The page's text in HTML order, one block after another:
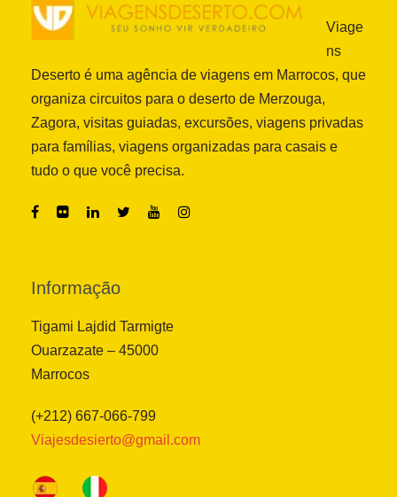
Viage
ns
Deserto é uma agência de viagens em Marrocos, que
organiza circuitos para o deserto de Merzouga,
Zagora, visitas guiadas, excursões, viagens privadas
para famílias, viagens organizadas para casais e
tudo o que você precisa.
Informação
Tigami Lajdid Tarmigte
Ouarzazate – 45000
Marrocos
(+212) 667-066-799
Viajesdesierto@gmail.com